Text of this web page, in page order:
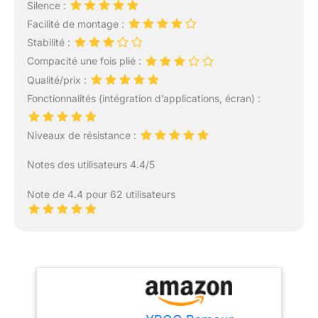
Silence :
Facilité de montage :
Stabilité :
Compacité une fois plié :
Qualité/prix :
Fonctionnalités (intégration d’applications, écran) :
Niveaux de résistance :
Notes des utilisateurs 4.4/5
Note de 4.4 pour 62 utilisateurs